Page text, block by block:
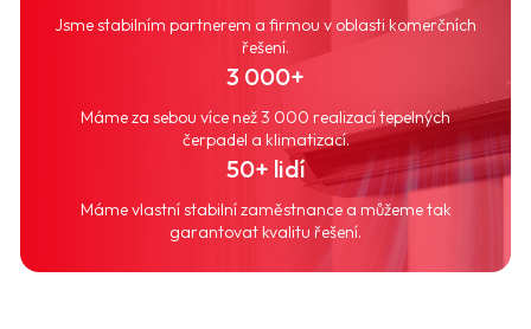
Jsme stabilním partnerem a firmou v oblasti komerčních
řešení.
3 000+
Máme za sebou více než 3 000 realizací tepelných
čerpadel a klimatizací.
50+ lidí
Máme vlastní stabilní zaměstnance a můžeme tak
garantovat kvalitu řešení.